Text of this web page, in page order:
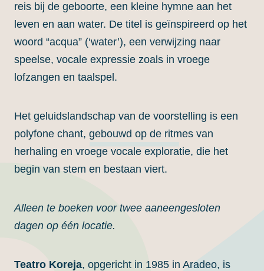
reis bij de geboorte, een kleine hymne aan het
leven en aan water. De titel is geïnspireerd op het
woord “acqua” (‘water’), een verwijzing naar
speelse, vocale expressie zoals in vroege
lofzangen en taalspel.
Het geluidslandschap van de voorstelling is een
polyfone chant, gebouwd op de ritmes van
herhaling en vroege vocale exploratie, die het
begin van stem en bestaan ​​viert.
Alleen te boeken voor twee aaneengesloten
dagen op één locatie.
Teatro Koreja, opgericht in 1985 in Aradeo, is